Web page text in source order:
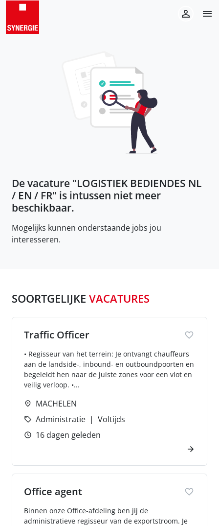
De vacature "LOGISTIEK BEDIENDES NL
/ EN / FR" is intussen niet meer
beschikbaar.
Mogelijks kunnen onderstaande jobs jou
interesseren.
SOORTGELIJKE VACATURES
Traffic Officer
• Regisseur van het terrein: Je ontvangt chauffeurs
aan de landside-, inbound- en outboundpoorten en
begeleidt hen naar de juiste zones voor een vlot en
veilig verloop. •...
MACHELEN
Administratie
Voltijds
16 dagen geleden
Office agent
Binnen onze Office-afdeling ben jij de
administratieve regisseur van de exportstroom. Je